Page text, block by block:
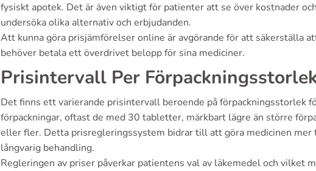
fysiskt apotek. Det är även viktigt för patienter att se över kostnader
undersöka olika alternativ och erbjudanden.
Att kunna göra prisjämförelser online är avgörande för att säkerställa
behöver betala ett överdrivet belopp för sina mediciner.
Prisintervall Per
Det finns ett varierande prisintervall beroende på förpackningsstorlek
förpackningar, oftast de med 30 tabletter, märkbart lägre än större
eller fler. Detta prisregleringssystem bidrar till att göra medicinen
långvarig behandling.
Regleringen av priser påverkar patientens val av läkemedel och vilket